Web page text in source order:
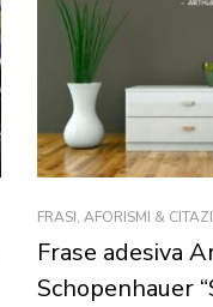
FRASI, AFORISMI &
Frase adesiva
Schopenhauer